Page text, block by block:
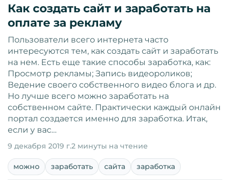
Как создать сайт и заработать на
оплате за рекламу
Пользователи всего интернета часто
интересуются тем, как создать сайт и заработать
на нем. Есть еще такие способы заработка, как:
Просмотр рекламы; Запись видеороликов;
Ведение своего собственного видео блога и др.
Но лучше всего можно заработать на
собственном сайте. Практически каждый онлайн
портал создается именно для заработка. Итак,
если у вас…
9 декабря 2019 г.2 минуты на чтение
можно заработать сайта заработка